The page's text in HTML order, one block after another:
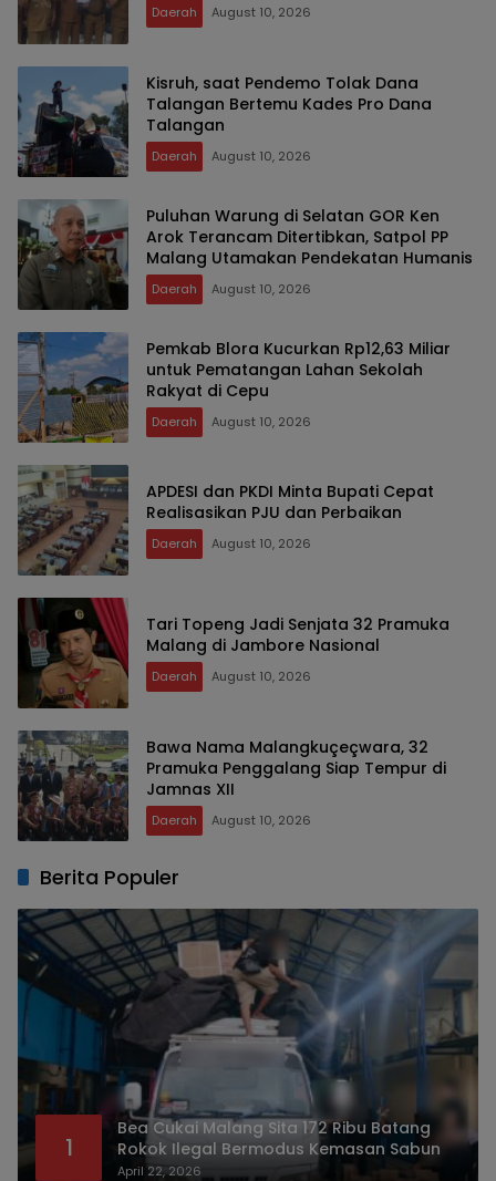
Daerah August 10, 2026
Kisruh, saat Pendemo Tolak Dana
Talangan Bertemu Kades Pro Dana
Talangan
Daerah August 10, 2026
Puluhan Warung di Selatan GOR Ken
Arok Terancam Ditertibkan, Satpol PP
Malang Utamakan Pendekatan Humanis
Daerah August 10, 2026
Pemkab Blora Kucurkan Rp12,63 Miliar
untuk Pematangan Lahan Sekolah
Rakyat di Cepu
Daerah August 10, 2026
APDESI dan PKDI Minta Bupati Cepat
Realisasikan PJU dan Perbaikan
Daerah August 10, 2026
Tari Topeng Jadi Senjata 32 Pramuka
Malang di Jambore Nasional
Daerah August 10, 2026
Bawa Nama Malangkuçeçwara, 32
Pramuka Penggalang Siap Tempur di
Jamnas XII
Daerah August 10, 2026
Berita Populer
1
Bea Cukai Malang Sita 172 Ribu Batang
Rokok Ilegal Bermodus Kemasan Sabun
April 22, 2026